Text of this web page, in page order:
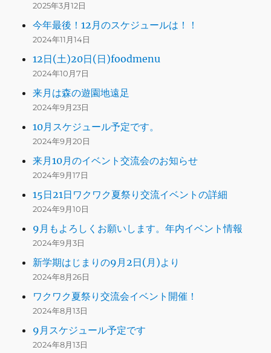
2025年3月12日
今年最後！12月のスケジュールは！！
2024年11月14日
12日(土)20日(日)foodmenu
2024年10月7日
来月は森の遊園地遠足
2024年9月23日
10月スケジュール予定です。
2024年9月20日
来月10月のイベント交流会のお知らせ
2024年9月17日
15日21日ワクワク夏祭り交流イベントの詳細
2024年9月10日
9月もよろしくお願いします。年内イベント情報
2024年9月3日
新学期はじまりの9月2日(月)より
2024年8月26日
ワクワク夏祭り交流会イベント開催！
2024年8月13日
9月スケジュール予定です
2024年8月13日